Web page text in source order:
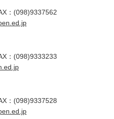
：(098)9337562
：(098)9333233
：(098)9337528